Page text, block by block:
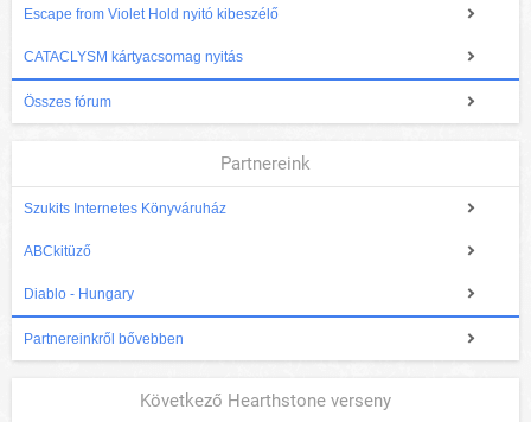
Escape from Violet Hold nyitó kibeszélő
CATACLYSM kártyacsomag nyitás
Összes fórum
Partnereink
Szukits Internetes Könyváruház
ABCkitüző
Diablo - Hungary
Partnereinkről bővebben
Következő Hearthstone verseny